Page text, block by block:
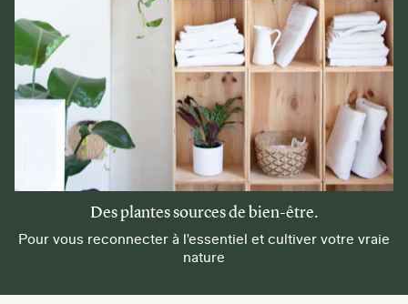
Des plantes sources de bien-être.
Pour vous reconnecter à l'essentiel et cultiver votre vraie
nature